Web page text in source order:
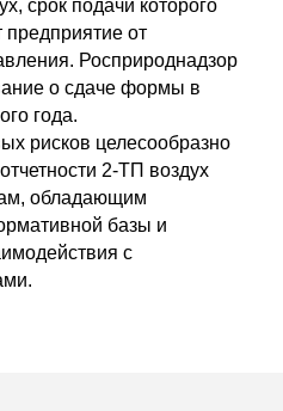
срок подачи которого
от
Росприроднадзор
о сдаче формы в
года.
рисков целесообразно
2-ТП воздух
обладающим
базы и
с